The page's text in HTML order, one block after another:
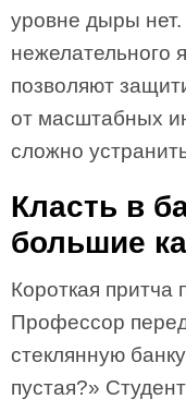
уровне дыры нет.
нежелательного
позволяют
от масштабных
сложно
Класть в
большие
Короткая
Профессор
стеклянную
пустая?»